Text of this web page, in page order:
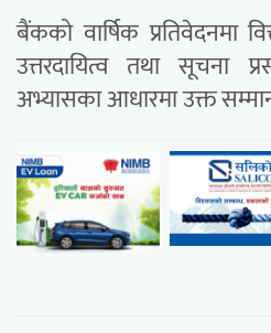
बैंकको वार्षिक प्रतिवेदनमा
उत्तरदायित्व तथा सूचना
अभ्यासका आधारमा उक्त सम्मान